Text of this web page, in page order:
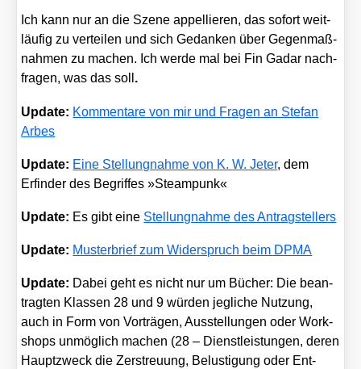
Ich kann nur an die Sze­ne appel­lie­ren, das sofort weit­
läu­fig zu ver­tei­len und sich Gedan­ken über Gegen­maß­
nah­men zu machen. Ich wer­de mal bei Fin Gadar nach­
fra­gen, was das soll .
Update: Kom­men­ta­re von mir und Fra­gen an Ste­fan
Arbes
Update: Eine Stel­lung­nah­me von K. W. Jeter, dem
Erfin­der des Begrif­fes »Steam­punk«
Update: Es gibt eine Stel­lung­nah­me des Antrag­stel­lers
Update: Mus­ter­brief zum Wider­spruch beim DPMA
Update: Dabei geht es nicht nur um Bücher: Die bean­
trag­ten Klas­sen 28 und 9 wür­den jeg­li­che Nut­zung,
auch in Form von Vor­trä­gen, Aus­stel­lun­gen oder Work­
shops unmög­lich machen (28 – Dienst­leis­tun­gen, deren
Haupt­zweck die Zer­streu­ung, Belus­ti­gung oder Ent­